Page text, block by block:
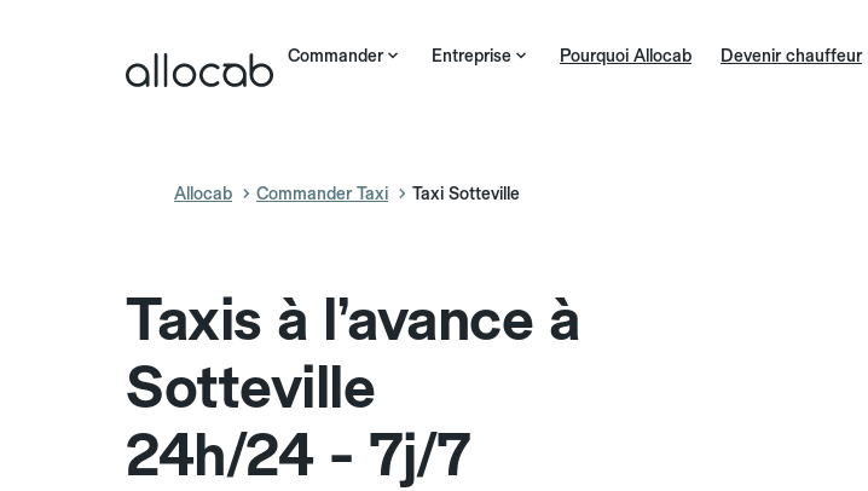
Commander Entreprise Pourquoi Allocab Devenir chauffeur
Allocab Commander Taxi Taxi Sotteville
Taxis à l’avance à
Sotteville
24h/24 - 7j/7